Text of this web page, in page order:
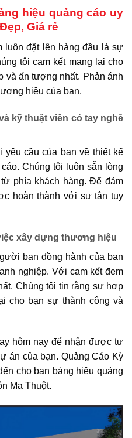
hiệu quảng cáo uy
Giá rẻ
luôn đặt lên hàng đầu là sự
tôi cam kết mang lại cho
và ấn tượng nhất. Phản ánh
hiệu của bạn.
kỹ thuật viên có tay nghề
cầu của bạn về thiết kế
Chúng tôi luôn sẵn lòng
phía khách hàng. Để đảm
hoàn thành với sự tận tụy
xây dựng thương hiệu
bạn đồng hành của bạn
nghiệp. Với cam kết đem
Chúng tôi tin rằng sự hợp
cho bạn sự thành công và
hôm nay để nhận được tư
án của bạn. Quảng Cáo Kỳ
cho bạn bảng hiệu quảng
Ma Thuột.